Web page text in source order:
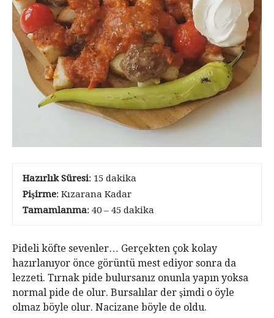
Hazırlık Süresi: 15 dakika
Pişirme: Kızarana Kadar
Tamamlanma: 40 – 45 dakika
Pideli köfte sevenler… Gerçekten çok kolay
hazırlanıyor önce görüntü mest ediyor sonra da
lezzeti. Tırnak pide bulursanız onunla yapın yoksa
normal pide de olur. Bursalılar der şimdi o öyle
olmaz böyle olur. Nacizane böyle de oldu.